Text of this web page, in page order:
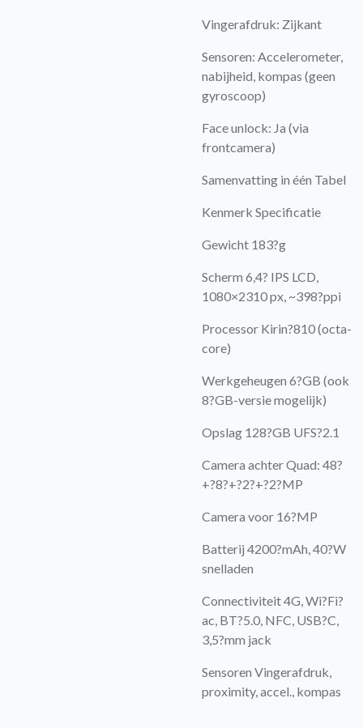
Vingerafdruk: Zijkant
Sensoren: Accelerometer,
nabijheid, kompas (geen
gyroscoop)
Face unlock: Ja (via
frontcamera)
Samenvatting in één Tabel
Kenmerk Specificatie
Gewicht 183?g
Scherm 6,4? IPS LCD,
1080×2310 px, ~398?ppi
Processor Kirin?810 (octa-
core)
Werkgeheugen 6?GB (ook
8?GB-versie mogelijk)
Opslag 128?GB UFS?2.1
Camera achter Quad: 48?
+?8?+?2?+?2?MP
Camera voor 16?MP
Batterij 4200?mAh, 40?W
snelladen
Connectiviteit 4G, Wi?Fi?
ac, BT?5.0, NFC, USB?C,
3,5?mm jack
Sensoren Vingerafdruk,
proximity, accel., kompas